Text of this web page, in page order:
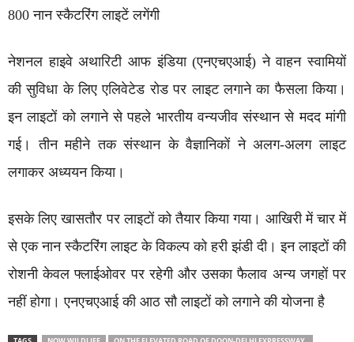
800 नान स्कैटरिंग लाइटें लगेंगी
नेशनल हाइवे अथारिटी आफ इंडिया (एनएचएआई) ने वाहन स्वामियों
की सुविधा के लिए एलिवेटेड रोड पर लाइट लगाने का फैसला किया।
इन लाइटों को लगाने से पहले भारतीय वन्यजीव संस्थान से मदद मांगी
गई। तीन महीने तक संस्थान के वैज्ञानिकों ने अलग-अलग लाइट
लगाकर अध्ययन किया।
इसके लिए खासतौर पर लाइटों को तैयार किया गया। आखिरी में चार में
से एक नान स्कैटरिंग लाइट के विकल्प को हरी झंडी दी। इन लाइटों की
रोशनी केवल फ्लाईओवर पर रहेगी और उसका फैलाव अन्य जगहों पर
नहीं होगा। एनएचएआई की आठ सौ लाइटों को लगाने की योजना है